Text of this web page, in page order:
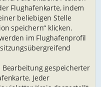
Flughafenkarte, indem
beliebigen Stelle
speichern“ klicken.
im Flughafenprofil
Bearbeitung gespeicherter
Jeder